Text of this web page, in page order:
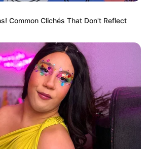
Common Clichés That Don't Reflect